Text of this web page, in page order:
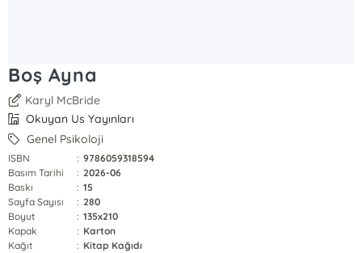
Boş Ayna
Karyl McBride
Okuyan Us Yayınları
Genel Psikoloji
ISBN : 9786059318594
Basım Tarihi
: 2026-06
Baskı
: 15
Sayfa Sayısı
: 280
Boyut
: 135x210
Kapak
: Karton
Kağıt
: Kitap Kağıdı